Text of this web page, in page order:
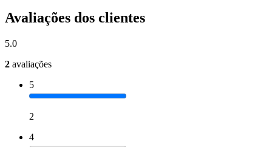
Avaliações dos clientes
5.0
2 avaliações
5
2
4